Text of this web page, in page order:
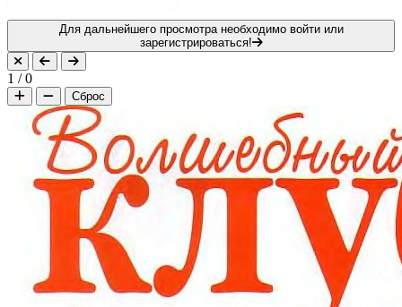
Для дальнейшего просмотра необходимо войти или
зарегистрироваться!
1 /0
Сброс